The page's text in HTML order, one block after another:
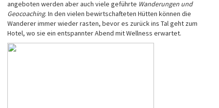
angeboten werden aber auch viele geführte Wanderungen und
Geocoaching. In den vielen bewirtschafteten Hütten können die
Wanderer immer wieder rasten, bevor es zurück ins Tal geht zum
Hotel, wo sie ein entspannter Abend mit Wellness erwartet.